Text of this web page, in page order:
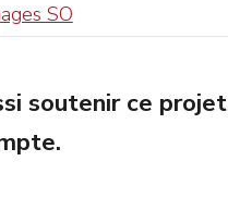
SO
soutenir ce